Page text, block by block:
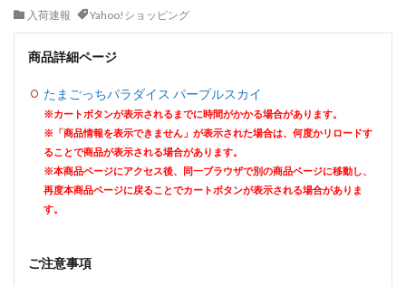
入荷速報
Yahoo!ショッピング
商品詳細ページ
たまごっちパラダイス パープルスカイ
※カートボタンが表示されるまでに時間がかかる場合があります。
※「商品情報を表示できません」が表示された場合は、何度かリロードす
ることで商品が表示される場合があります。
※本商品ページにアクセス後、同一ブラウザで別の商品ページに移動し、
再度本商品ページに戻ることでカートボタンが表示される場合がありま
す。
ご注意事項